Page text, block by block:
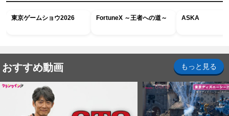
東京ゲームショウ2026 FortuneX ～王者への道～ ASKA
おすすめ動画 もっと見る